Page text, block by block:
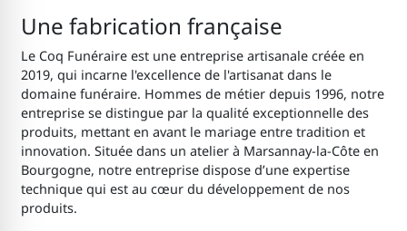
Une fabrication française
Le Coq Funéraire est une entreprise artisanale créée en
2019, qui incarne l'excellence de l'artisanat dans le
domaine funéraire. Hommes de métier depuis 1996, notre
entreprise se distingue par la qualité exceptionnelle des
produits, mettant en avant le mariage entre tradition et
innovation. Située dans un atelier à Marsannay-la-Côte en
Bourgogne, notre entreprise dispose d’une expertise
technique qui est au cœur du développement de nos
produits.